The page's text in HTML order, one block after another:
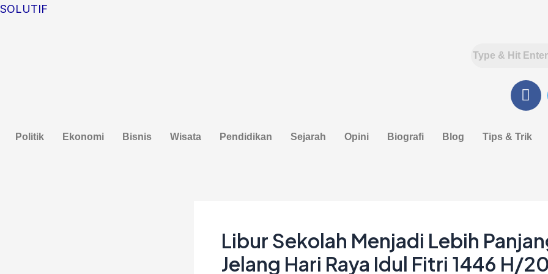
Lewati
SOLUTIF
F
a
e
Politik Ekonomi Bisnis Wisata Pendidikan Sejarah Opini Biografi Blog Tips & Trik
Libur Sekolah Menjadi Lebih
Jelang Hari Raya Idul Fitri 1446 H/